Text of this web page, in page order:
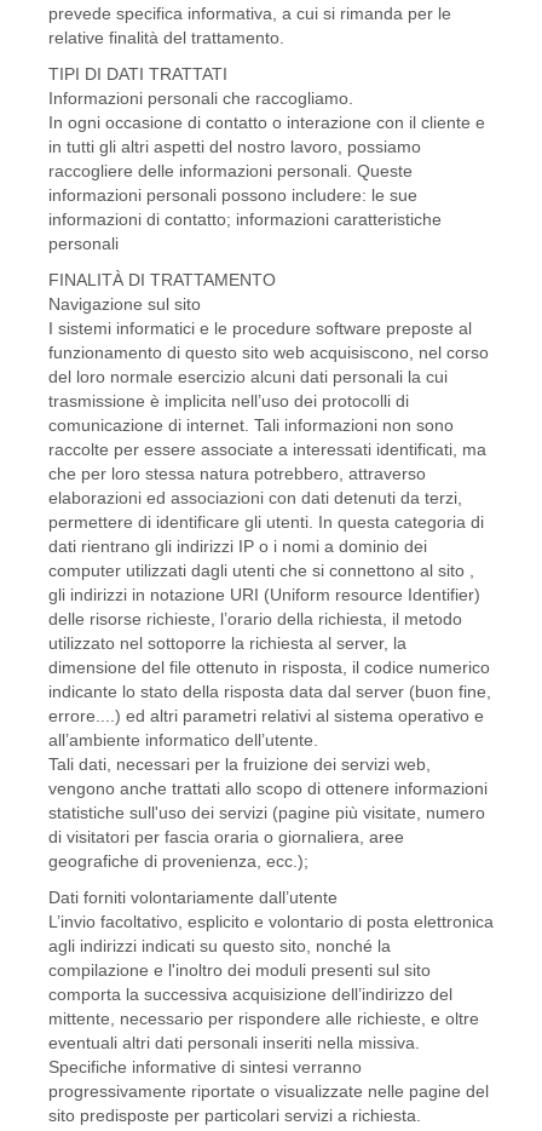
prevede specifica informativa, a cui si rimanda per le
relative finalità del trattamento.
TIPI DI DATI TRATTATI
Informazioni personali che raccogliamo.
In ogni occasione di contatto o interazione con il cliente e
in tutti gli altri aspetti del nostro lavoro, possiamo
raccogliere delle informazioni personali. Queste
informazioni personali possono includere: le sue
informazioni di contatto; informazioni caratteristiche
personali
FINALITÀ DI TRATTAMENTO
Navigazione sul sito
I sistemi informatici e le procedure software preposte al
funzionamento di questo sito web acquisiscono, nel corso
del loro normale esercizio alcuni dati personali la cui
trasmissione è implicita nell’uso dei protocolli di
comunicazione di internet. Tali informazioni non sono
raccolte per essere associate a interessati identificati, ma
che per loro stessa natura potrebbero, attraverso
elaborazioni ed associazioni con dati detenuti da terzi,
permettere di identificare gli utenti. In questa categoria di
dati rientrano gli indirizzi IP o i nomi a dominio dei
computer utilizzati dagli utenti che si connettono al sito ,
gli indirizzi in notazione URI (Uniform resource Identifier)
delle risorse richieste, l’orario della richiesta, il metodo
utilizzato nel sottoporre la richiesta al server, la
dimensione del file ottenuto in risposta, il codice numerico
indicante lo stato della risposta data dal server (buon fine,
errore....) ed altri parametri relativi al sistema operativo e
all’ambiente informatico dell’utente.
Tali dati, necessari per la fruizione dei servizi web,
vengono anche trattati allo scopo di ottenere informazioni
statistiche sull'uso dei servizi (pagine più visitate, numero
di visitatori per fascia oraria o giornaliera, aree
geografiche di provenienza, ecc.);
Dati forniti volontariamente dall’utente
L’invio facoltativo, esplicito e volontario di posta elettronica
agli indirizzi indicati su questo sito, nonché la
compilazione e l'inoltro dei moduli presenti sul sito
comporta la successiva acquisizione dell’indirizzo del
mittente, necessario per rispondere alle richieste, e oltre
eventuali altri dati personali inseriti nella missiva.
Specifiche informative di sintesi verranno
progressivamente riportate o visualizzate nelle pagine del
sito predisposte per particolari servizi a richiesta.